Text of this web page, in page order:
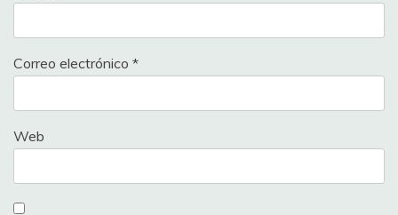
Correo electrónico *
Web